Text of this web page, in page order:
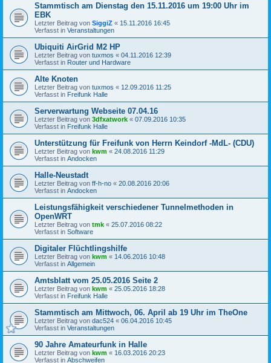
Stammtisch am Dienstag den 15.11.2016 um 19:00 Uhr im
EBK
Letzter Beitrag von SiggiZ « 15.11.2016 16:45
Verfasst in Veranstaltungen
Ubiquiti AirGrid M2 HP
Letzter Beitrag von tuxmos « 04.11.2016 12:39
Verfasst in Router und Hardware
Alte Knoten
Letzter Beitrag von tuxmos « 12.09.2016 11:25
Verfasst in Freifunk Halle
Serverwartung Webseite 07.04.16
Letzter Beitrag von 3dfxatwork « 07.09.2016 10:35
Verfasst in Freifunk Halle
Unterstützung für Freifunk von Herrn Keindorf -MdL- (CDU)
Letzter Beitrag von kwm « 24.08.2016 11:29
Verfasst in Andocken
Halle-Neustadt
Letzter Beitrag von ff-h-no « 20.08.2016 20:06
Verfasst in Andocken
Leistungsfähigkeit verschiedener Tunnelmethoden in
OpenWRT
Letzter Beitrag von tmk « 25.07.2016 08:22
Verfasst in Software
Digitaler Flüchtlingshilfe
Letzter Beitrag von kwm « 14.06.2016 10:48
Verfasst in Allgemein
Amtsblatt vom 25.05.2016 Seite 2
Letzter Beitrag von kwm « 25.05.2016 18:28
Verfasst in Freifunk Halle
Stammtisch am Mittwoch, 06. April ab 19 Uhr im TheOne
Letzter Beitrag von dac524 « 06.04.2016 10:45
Verfasst in Veranstaltungen
90 Jahre Amateurfunk in Halle
Letzter Beitrag von kwm « 16.03.2016 20:23
Verfasst in Abschweifen